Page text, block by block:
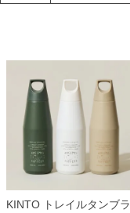
KINTO トレイルタンブラ